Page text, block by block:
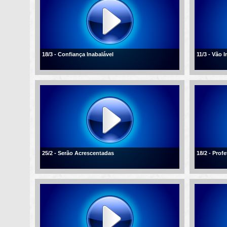
18/3 - Confiança Inabalável 11/3 - Vão
25/2 - Serão Acrescentadas 18/2 -